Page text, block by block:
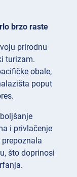
brzo raste
prirodnu
turizam.
obale,
poput
i privlačenje
što doprinosi